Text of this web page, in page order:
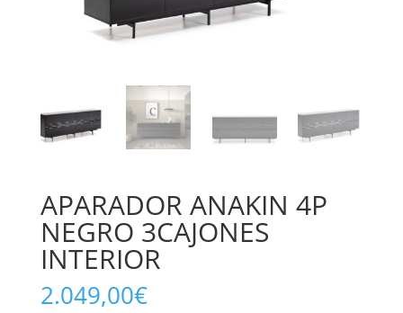
APARADOR ANAKIN 4P
NEGRO 3CAJONES
INTERIOR
2.049,00€